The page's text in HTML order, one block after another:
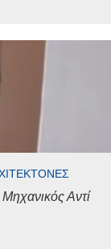
Αντί